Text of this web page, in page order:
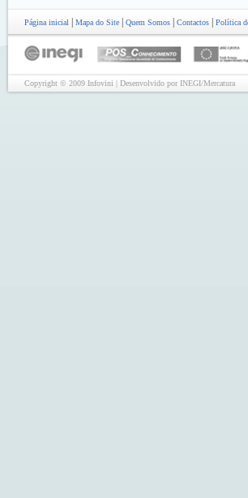
Página inicial Mapa do Site Quem Somos Contactos Política
Copyright © 2009 Infovini | Desenvolvido por INEGI/Mercatura